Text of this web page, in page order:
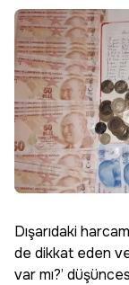
Dışarıdaki
de dikkat eden
var mı?’